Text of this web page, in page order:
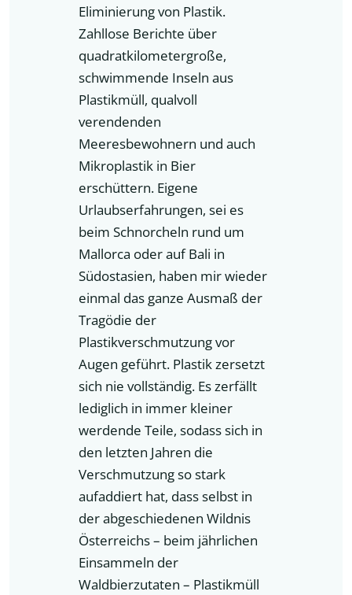
Eliminierung von Plastik.
Zahllose Berichte über
quadratkilometergroße,
schwimmende Inseln aus
Plastikmüll, qualvoll
verendenden
Meeresbewohnern und auch
Mikroplastik in Bier
erschüttern. Eigene
Urlaubserfahrungen, sei es
beim Schnorcheln rund um
Mallorca oder auf Bali in
Südostasien, haben mir wieder
einmal das ganze Ausmaß der
Tragödie der
Plastikverschmutzung vor
Augen geführt. Plastik zersetzt
sich nie vollständig. Es zerfällt
lediglich in immer kleiner
werdende Teile, sodass sich in
den letzten Jahren die
Verschmutzung so stark
aufaddiert hat, dass selbst in
der abgeschiedenen Wildnis
Österreichs – beim jährlichen
Einsammeln der
Waldbierzutaten – Plastikmüll